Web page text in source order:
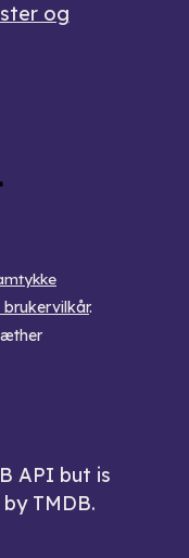
og
brukervilkår.
API but is
TMDB.